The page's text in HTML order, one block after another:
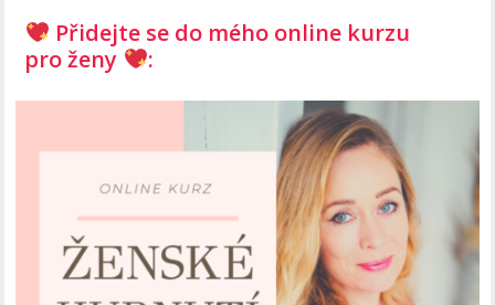
Přidejte se do mého online kurzu
pro ženy
: